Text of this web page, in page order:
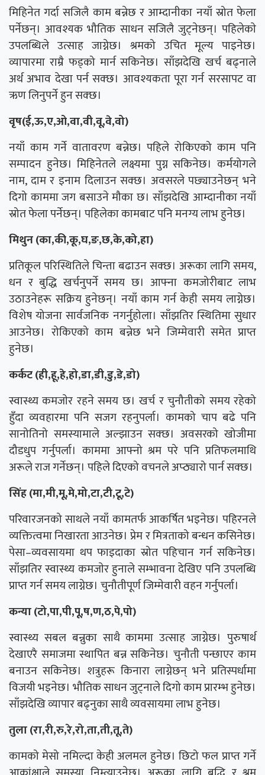
मिहिनेत गर्दा सजिलै काम बन्नेछ र आम्दानीका नयाँ स्रोत फेला
पर्नेछन्। आवश्यक भौतिक साधन सजिलै जुट्नेछन्। पहिलेकाे
उपलब्धिले उत्साह जाग्नेछ। श्रमको उचित मूल्य पाइनेछ।
व्यापारमा राम्रै फड्को मार्न सकिनेछ। साँझदेखि खर्च बढ्नाले
अर्थ अभाव देखा पर्न सक्छ। आवश्यकता पूरा गर्न सरसापट वा
ऋण लिनुपर्ने हुन सक्छ।
वृष(ई,ऊ,ए,ओ,वा,वी,वू,वे,वो)
नयाँ काम गर्ने वातावरण बन्नेछ। पहिले रोकिएको काम पनि
सम्पादन हुनेछ। मिहिनेतले लक्ष्यमा पुग्न सकिनेछ। कर्मयोगले
नाम, दाम र इनाम दिलाउन सक्छ। अवसरले पछ्याउनेछन् भने
दिगो काममा जग बसाउने मौका छ। साँझदेखि आम्दानीका नयाँ
स्रोत फेला पर्नेछन्। पहिलेका कामबाट पनि मनग्य लाभ हुनेछ।
मिथुन (का,की,कू,घ,ङ,छ,के,को,हा)
प्रतिकूल परिस्थितिले चिन्ता बढाउन सक्छ। अरूका लागि समय,
धन र बुद्धि खर्चनुपर्ने समय छ। आफ्ना कमजोरीबाट लाभ
उठाउनेहरू सक्रिय हुनेछन्। नयाँ काम गर्न केही समय लाग्नेछ।
विशेष योजना सार्वजनिक नगर्नुहोला। साँझतिर स्थितिमा सुधार
आउनेछ। रोकिएको काम बन्नेछ भने जिम्मेवारी समेत प्राप्त
हुनेछ।
कर्कट (ही,हू,हे,हो,डा,डी,डु,डे,डो)
स्वास्थ्य कमजाेर रहने समय छ। खर्च र चुनौतीको समय रहेको
हुँदा व्यवहारमा पनि सजग रहनुपर्ला। कामको चाप बढे पनि
सानोतिनो समस्यामाले अल्झाउन सक्छ। अवसरको खोजीमा
दौडधुप गर्नुपर्ला। काममा आफ्नो श्रम परे पनि प्रतिफलमाथि
अरूले राज गर्नेछन्। पहिले दिएको वचनले अप्ठ्यारो पार्न सक्छ।
सिंह (मा,मी,मू,मे,मो,टा,टी,टू,टे)
परिवारजनको साथले नयाँ कामतर्फ आकर्षित भइनेछ। पहिरनले
व्यक्तित्वमा निखारता आउनेछ। प्रेम र मित्रताको बन्धन कसिनेछ।
पेसा–व्यवसायमा थप फाइदाका स्रोत पहिचान गर्न सकिनेछ।
साँझतिर स्वास्थ्य कमजाेर हुनाले सम्भावना देखिए पनि उपलब्धि
प्राप्त गर्न समय लाग्नेछ। चुनौतीपूर्ण जिम्मेवारी वहन गर्नुपर्ला।
कन्या (टो,पा,पी,पू,ष,ण,ठ,पे,पो)
स्वास्थ्य सबल बन्नुका साथै काममा उत्साह जाग्नेछ। पुरुषार्थ
देखाएरै समाजमा स्थापित बन्न सकिनेछ। चुनौती पन्छाएर काम
बनाउन सकिनेछ। शत्रुहरू किनारा लाग्नेछन् भने प्रतिस्पर्धामा
विजयी भइनेछ। भौतिक साधन जुट्नाले दिगो काम प्रारम्भ हुनेछ।
साँझदेखि व्यापार बढ्नुका साथै व्यवसायमा लाभ हुनेछ।
तुला (रा,री,रु,रे,रो,ता,ती,तू,ते)
कामको मेसो नमिल्दा केही अलमल हुनेछ। छिटो फल प्राप्त गर्ने